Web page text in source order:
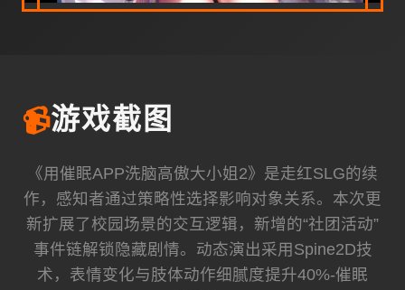
📹游戏截图
《用催眠APP洗脑高傲大小姐2》是走红SLG的续
作，感知者通过策略性选择影响对象关系。本次更
新扩展了校园场景的交互逻辑，新增的“社团活动”
事件链解锁隐藏剧情。动态演出采用Spine2D技
术，表情变化与肢体动作细腻度提升40%-催眠